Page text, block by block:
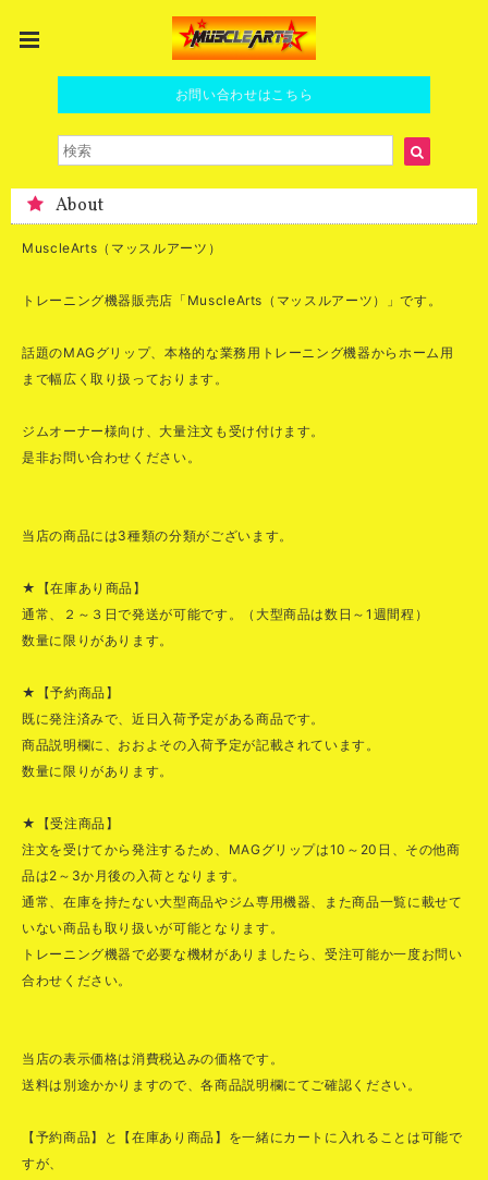
お問い合わせはこちら
About
MuscleArts（マッスルアーツ）
トレーニング機器販売店「MuscleArts（マッスルアーツ）」です。
話題のMAGグリップ、本格的な業務用トレーニング機器からホーム用
まで幅広く取り扱っております。
ジムオーナー様向け、大量注文も受け付けます。
是非お問い合わせください。
当店の商品には3種類の分類がございます。
★【在庫あり商品】
通常、２～３日で発送が可能です。（大型商品は数日～1週間程）
数量に限りがあります。
★【予約商品】
既に発注済みで、近日入荷予定がある商品です。
商品説明欄に、おおよその入荷予定が記載されています。
数量に限りがあります。
★【受注商品】
注文を受けてから発注するため、MAGグリップは10～20日、その他商
品は2～3か月後の入荷となります。
通常、在庫を持たない大型商品やジム専用機器、また商品一覧に載せて
いない商品も取り扱いが可能となります。
トレーニング機器で必要な機材がありましたら、受注可能か一度お問い
合わせください。
当店の表示価格は消費税込みの価格です。
送料は別途かかりますので、各商品説明欄にてご確認ください。
【予約商品】と【在庫あり商品】を一緒にカートに入れることは可能で
すが、